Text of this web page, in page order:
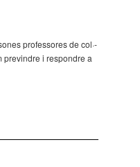
profes­so­res de col·­
previn­dre i respon­dre a